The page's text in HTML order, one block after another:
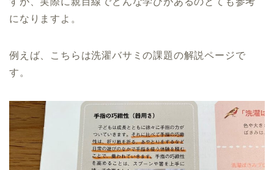
になりますよ。
例えば、こちらは洗濯バサミの課題の解説ページで
す。